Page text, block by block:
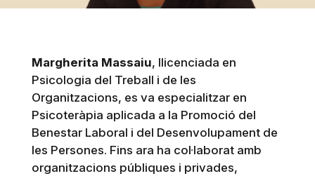
Margherita Massaiu, llicenciada en
Psicologia del Treball i de les
Organitzacions, es va especialitzar en
Psicoteràpia aplicada a la Promoció del
Benestar Laboral i del Desenvolupament de
les Persones. Fins ara ha col·laborat amb
organitzacions públiques i privades,